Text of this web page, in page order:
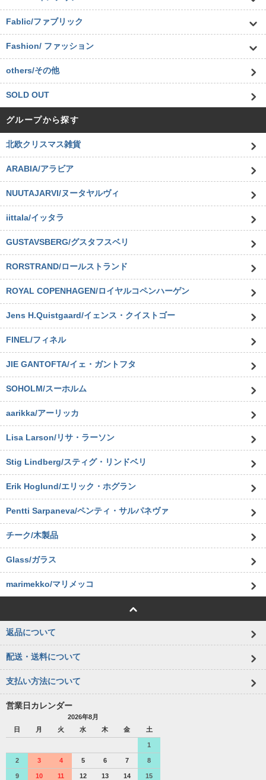
Fablic/ファブリック
Fashion/ ファッション
others/その他
SOLD OUT
グループから探す
北欧クリスマス雑貨
ARABIA/アラビア
NUUTAJARVI/ヌータヤルヴィ
iittala/イッタラ
GUSTAVSBERG/グスタフスベリ
RORSTRAND/ロールストランド
ROYAL COPENHAGEN/ロイヤルコペンハーゲン
Jens H.Quistgaard/イェンス・クイストゴー
FINEL/フィネル
JIE GANTOFTA/イェ・ガントフタ
SOHOLM/スーホルム
aarikka/アーリッカ
Lisa Larson/リサ・ラーソン
Stig Lindberg/スティグ・リンドベリ
Erik Hoglund/エリック・ホグラン
Pentti Sarpaneva/ペンティ・サルパネヴァ
チーク/木製品
Glass/ガラス
marimekko/マリメッコ
返品について
配送・送料について
支払い方法について
営業日カレンダー
2026年8月
日
月 火 水 木 金 土
1
2 3 4 5 6 7 8
9 10 11 12 13 14 15